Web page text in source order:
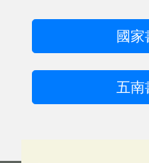
國
五南